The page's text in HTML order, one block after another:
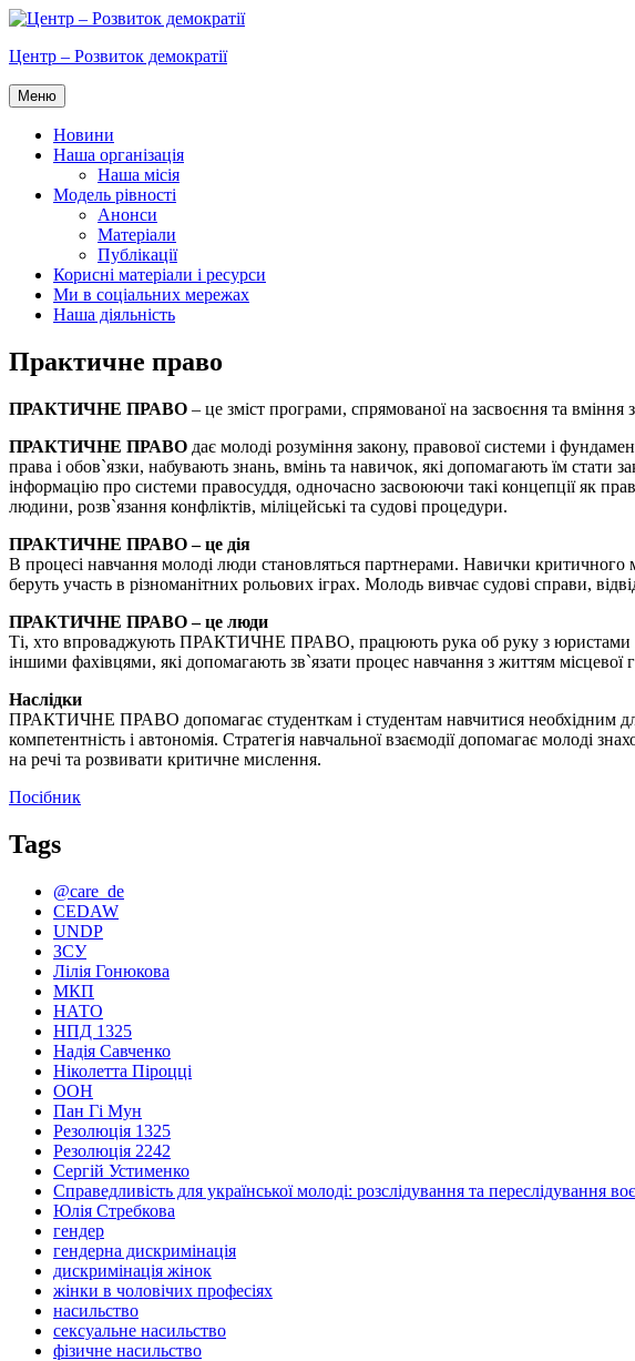
Перейти
вмісту
Центр – Розвиток демократії
Меню
Новини
Наша організація
Наша місія
Модель рівності
Анонси
Матеріали
Публікації
Корисні матеріали і ресурси
Ми в соціальних мережах
Наша діяльність
Практичне право
ПРАКТИЧНЕ ПРАВО – це зміст програми, спрямованої на засвоєння та вміння
ПРАКТИЧНЕ ПРАВО дає молоді розуміння закону, правової системи і
права і обов`язки, набувають знань, вмінь та навичок, які допомагають їм
інформацію про системи правосуддя, одночасно засвоюючи такі концепції як
людини, розв`язання конфліктів, міліцейські та судові процедури.
ПРАКТИЧНЕ ПРАВО – це дія
В процесі навчання молоді люди становляться партнерами. Навички критичного
беруть участь в різноманітних рольових іграх. Молодь вивчає судові справи,
ПРАКТИЧНЕ ПРАВО – це люди
Ті, хто впроваджують ПРАКТИЧНЕ ПРАВО, працюють рука об руку з юристами і
іншими фахівцями, які допомагають зв`язати процес навчання з життям місцевої
Наслідки
ПРАКТИЧНЕ ПРАВО допомагає студенткам і студентам навчитися необхідним
компетентність і автономія. Стратегія навчальної взаємодії допомагає молоді
на речі та розвивати критичне мислення.
Посібник
Tags
@care_de
CEDAW
UNDP
ЗСУ
Лілія Гонюкова
МКП
НАТО
НПД 1325
Надія Савченко
Ніколетта Піроцці
ООН
Пан Гі Мун
Резолюція 1325
Резолюція 2242
Сергій Устименко
Справедливість для української молоді: розслідування та переслідування
Юлія Стребкова
гендер
гендерна дискримінація
дискримінація жінок
жінки в чоловічих професіях
насильство
сексуальне насильство
фізичне насильство